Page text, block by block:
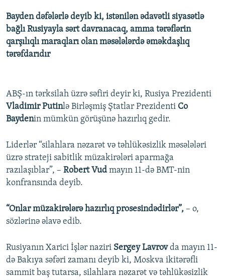
XƏBƏR BÜLLETENLƏRIMIZ
Bayden dəfələrlə deyib ki, istənilən ədavətli siyasətlə
bağlı Rusiyayla sərt davranacaq, amma tərəflərin
qarşılıqlı maraqları olan məsələlərdə əməkdaşlıq
tərəfdarıdır
ABŞ-ın tərksilah üzrə səfiri deyir ki, Rusiya Prezidenti
Vladimir Putinlə Birləşmiş Ştatlar Prezidenti Co
Baydenin mümkün görüşünə hazırlıq gedir.
Liderlər “silahlara nəzarət və təhlükəsizlik məsələləri
üzrə strateji sabitlik müzakirələri aparmağa
razılaşıblar”, – Robert Vud mayın 11-də BMT-nin
konfransında deyib.
“Onlar müzakirələrə hazırlıq prosesindədirlər”, – o,
sözlərinə əlavə edib.
Rusiyanın Xarici İşlər naziri Sergey Lavrovda mayın 11-
də Bakıya səfəri zamanı deyib ki, Moskva ikitərəfli
sammit baş tutarsa, silahlara nəzarət və təhlükəsizlik